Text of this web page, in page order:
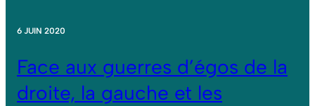
6 JUIN 2020
Face aux guerres d’égos de la
droite, la gauche et les